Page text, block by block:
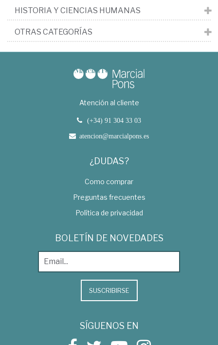
HISTORIA Y CIENCIAS HUMANAS
OTRAS CATEGORÍAS
Atención al cliente
(+34) 91 304 33 03
atencion@marcialpons.es
¿DUDAS?
Como comprar
Preguntas frecuentes
Política de privacidad
BOLETÍN DE NOVEDADES
SUSCRIBIRSE
SÍGUENOS EN